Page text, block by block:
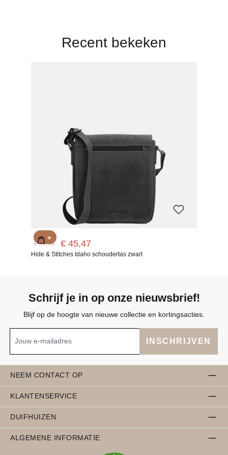
Recent bekeken
€ 59,95 € 45,47
Hide & Stitches Idaho schoudertas zwart
+
Schrijf je in op onze nieuwsbrief!
Blijf op de hoogte van nieuwe collectie en kortingsacties.
INSCHRIJVEN
NEEM CONTACT OP
KLANTENSERVICE
DUIFHUIZEN
ALGEMENE INFORMATIE